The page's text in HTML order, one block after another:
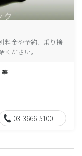
料金や予約、乗り捨
ださい。
等
03-3666-5100